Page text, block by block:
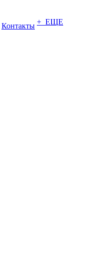
Контакты + ЕЩЕ